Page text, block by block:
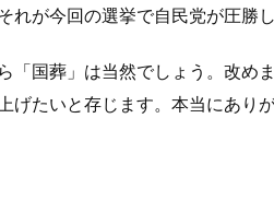
れが今回の選挙で自民党が圧勝
「国葬」は当然でしょう。改め
げたいと存じます。本当にあり